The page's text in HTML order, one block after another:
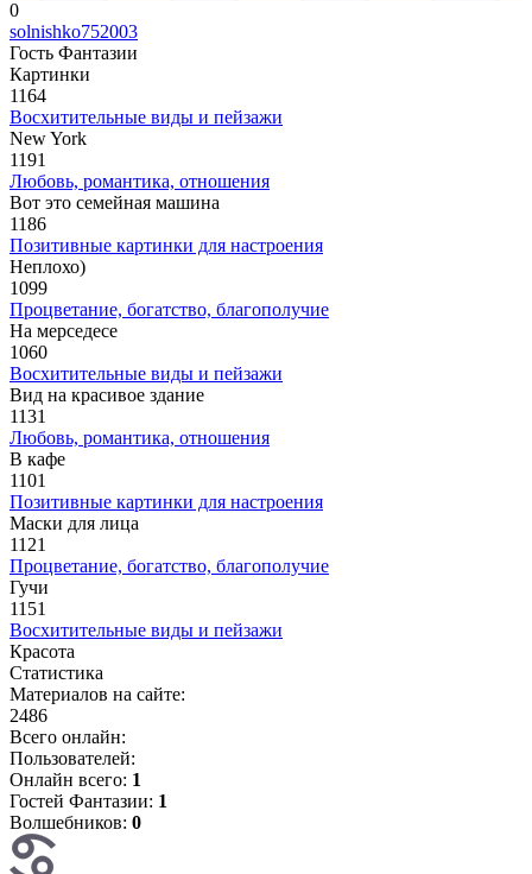
0
solnishko752003
Гость Фантазии
Картинки
1164
Восхитительные виды и пейзажи
New York
1191
Любовь, романтика, отношения
Вот это семейная машина
1186
Позитивные картинки для настроения
Неплохо)
1099
Процветание, богатство, благополучие
На мерседесе
1060
Восхитительные виды и пейзажи
Вид на красивое здание
1131
Любовь, романтика, отношения
В кафе
1101
Позитивные картинки для настроения
Маски для лица
1121
Процветание, богатство, благополучие
Гучи
1151
Восхитительные виды и пейзажи
Красота
Статистика
Материалов на сайте:
2486
Всего онлайн:
Пользователей:
Онлайн всего: 1
Гостей Фантазии: 1
Волшебников: 0